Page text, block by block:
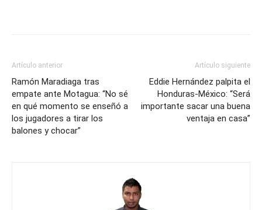
Artículo anterior
Ramón Maradiaga tras
empate ante Motagua: “No sé
en qué momento se enseñó a
los jugadores a tirar los
balones y chocar”
Artículo siguiente
Eddie Hernández palpita el
Honduras-México: “Será
importante sacar una buena
ventaja en casa”